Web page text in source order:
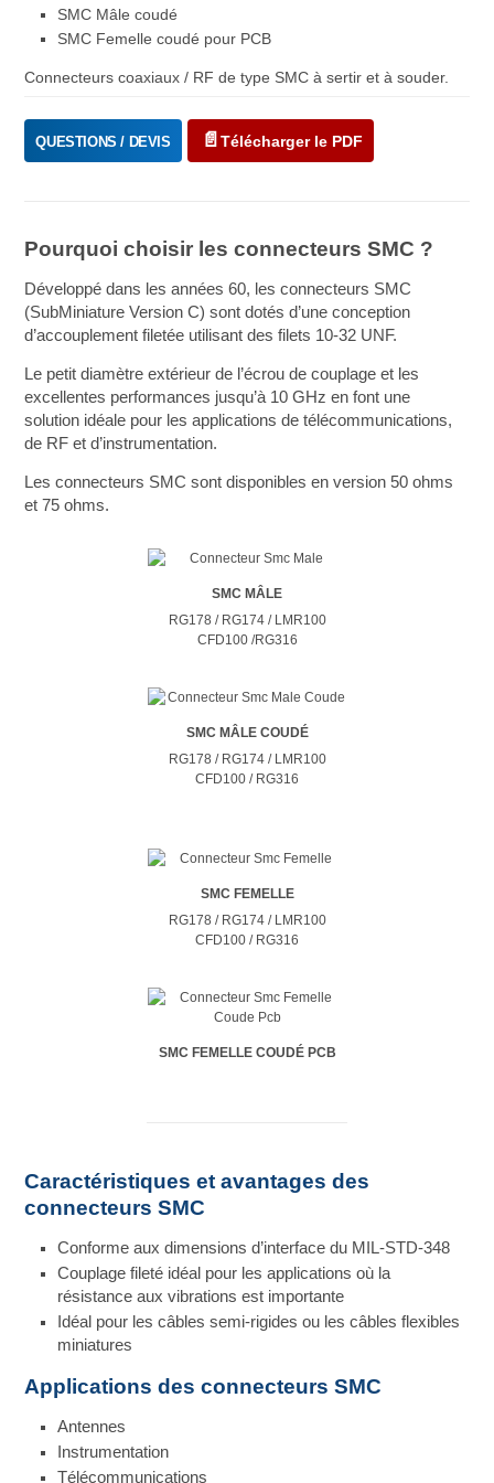
SMC Mâle coudé
SMC Femelle coudé pour PCB
Connecteurs coaxiaux / RF de type SMC à sertir et à souder.
QUESTIONS / DEVIS Télécharger le PDF
Pourquoi choisir les connecteurs SMC ?
Développé dans les années 60, les connecteurs SMC
(SubMiniature Version C) sont dotés d’une conception
d’accouplement filetée utilisant des filets 10-32 UNF.
Le petit diamètre extérieur de l’écrou de couplage et les
excellentes performances jusqu’à 10 GHz en font une
solution idéale pour les applications de télécommunications,
de RF et d’instrumentation.
Les connecteurs SMC sont disponibles en version 50 ohms
et 75 ohms.
SMC MÂLE
RG178 / RG174 / LMR100
CFD100 /RG316
SMC MÂLE COUDÉ
RG178 / RG174 / LMR100
CFD100 / RG316
SMC FEMELLE
RG178 / RG174 / LMR100
CFD100 / RG316
SMC FEMELLE COUDÉ PCB
Caractéristiques et avantages des
connecteurs SMC
Conforme aux dimensions d’interface du MIL-STD-348
Couplage fileté idéal pour les applications où la
résistance aux vibrations est importante
Idéal pour les câbles semi-rigides ou les câbles flexibles
miniatures
Applications des connecteurs SMC
Antennes
Instrumentation
Télécommunications